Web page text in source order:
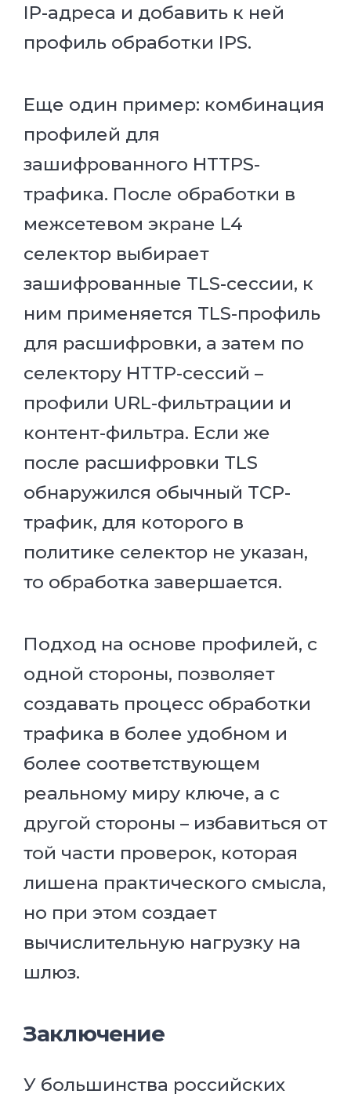
IP-адреса и добавить к ней
профиль обработки IPS.
Еще один пример: комбинация
профилей для
зашифрованного HTTPS-
трафика. После обработки в
межсетевом экране L4
селектор выбирает
зашифрованные TLS-сессии, к
ним применяется TLS-профиль
для расшифровки, а затем по
селектору HTTP-сессий –
профили URL-фильтрации и
контент-фильтра. Если же
после расшифровки TLS
обнаружился обычный TCP-
трафик, для которого в
политике селектор не указан,
то обработка завершается.
Подход на основе профилей, с
одной стороны, позволяет
создавать процесс обработки
трафика в более удобном и
более соответствующем
реальному миру ключе, а с
другой стороны – избавиться от
той части проверок, которая
лишена практического смысла,
но при этом создает
вычислительную нагрузку на
шлюз.
Заключение
У большинства российских